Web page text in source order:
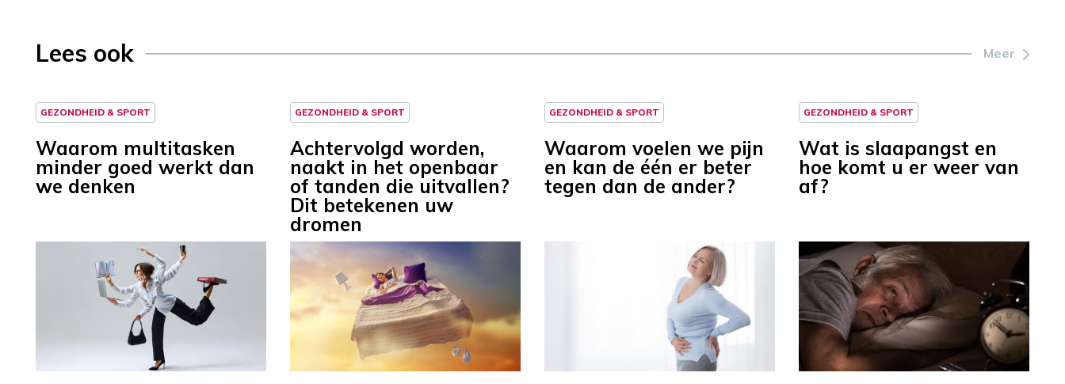
Lees ook Meer
GEZONDHEID & SPORT
Waarom multitasken
minder goed werkt dan
we denken
GEZONDHEID & SPORT
Achtervolgd worden,
naakt in het openbaar
of tanden die uitvallen?
Dit betekenen uw
dromen
GEZONDHEID & SPORT
Waarom voelen we pijn
en kan de één er beter
tegen dan de ander?
GEZONDHEID & SPORT
Wat is slaapangst en
hoe komt u er weer van
af?